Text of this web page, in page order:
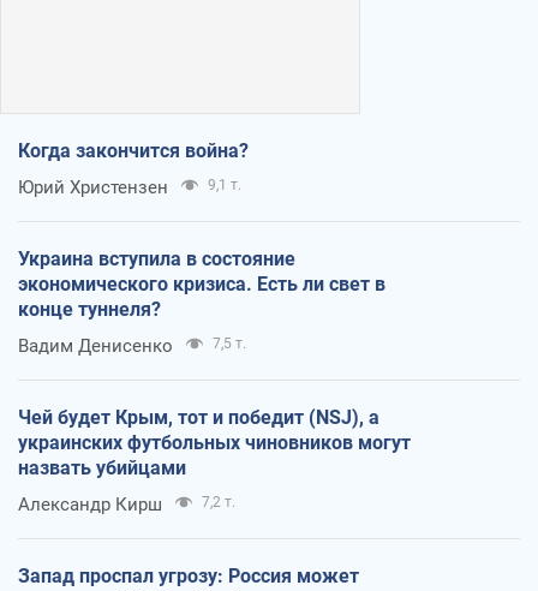
Когда закончится война?
Юрий Христензен 9,1 т.
Украина вступила в состояние
экономического кризиса. Есть ли свет в
конце туннеля?
Вадим Денисенко 7,5 т.
Чей будет Крым, тот и победит (NSJ), а
украинских футбольных чиновников могут
назвать убийцами
Александр Кирш 7,2 т.
Запад проспал угрозу: Россия может